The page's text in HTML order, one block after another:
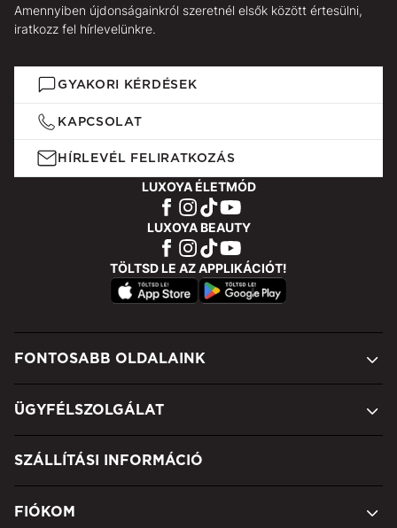
Amennyiben újdonságainkról szeretnél elsők között értesülni,
iratkozz fel hírlevelünkre.
GYAKORI KÉRDÉSEK
KAPCSOLAT
HÍRLEVÉL FELIRATKOZÁS
LUXOYA ÉLETMÓD
LUXOYA BEAUTY
TÖLTSD LE AZ APPLIKÁCIÓT!
FONTOSABB OLDALAINK
ÜGYFÉLSZOLGÁLAT
SZÁLLÍTÁSI INFORMÁCIÓ
FIÓKOM